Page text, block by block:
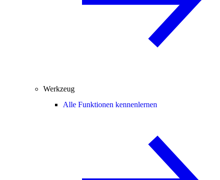
Werkzeug
Alle Funktionen kennenlernen